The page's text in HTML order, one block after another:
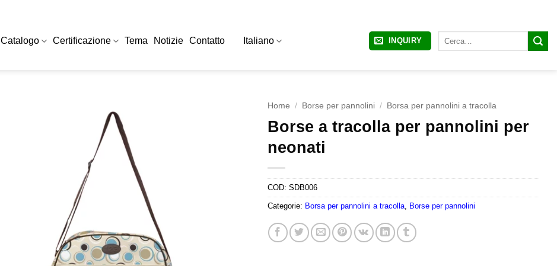
Catalogo Certificazione Tema Notizie Contatto Italiano INQUIRY
Home / Borse per pannolini / Borsa per pannolini a tracolla
Borse a tracolla per pannolini per
neonati
COD: SDB006
Categorie: Borsa per pannolini a tracolla, Borse per pannolini